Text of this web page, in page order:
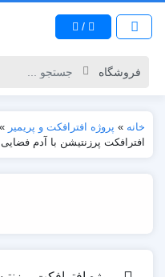
/
خانه » پروژه افترافکت و پریمیر »
افترافکت پرزنتیشن با آدم فضایی Space Dude Presentation